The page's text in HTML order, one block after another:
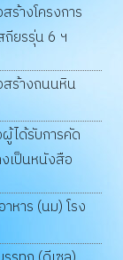
ร้างโครงการ
ถียรรุ่น 6 ฯ
สร้างถนนหิน
ได้รับการคัด
เป็นหนังสือ
หาร (นม) โรง